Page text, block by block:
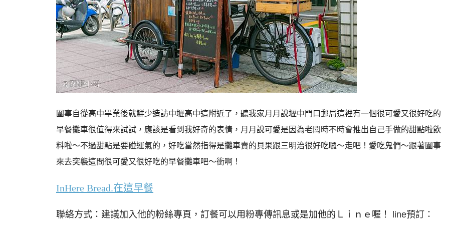
圍事自從高中畢業後就鮮少造訪中壢高中這附近了，聽我家月月說壢中門口郵局這裡有一個很可愛又很好吃的
早餐攤車很值得來試試，應該是看到我好奇的表情，月月說可愛是因為老闆時不時會推出自己手做的甜點啦飲
料啦～不過甜點是要碰運氣的，好吃當然指得是攤車賣的貝果跟三明治很好吃囉～走吧！愛吃鬼們～跟著圍事
來去突襲這間很可愛又很好吃的早餐攤車吧～衝啊！
InHere Bread.在這早餐
聯絡方式：建議加入他的粉絲專頁，訂餐可以用粉專傳訊息或是加他的Ｌｉｎｅ喔！
line預訂：